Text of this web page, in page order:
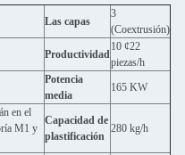
Las capas
3
(Coextrusión)
Productividad
10 ¢22
piezas/h
Potencia
media
165 KW
en el
M1 y
Capacidad de
plastificación
280 kg/h